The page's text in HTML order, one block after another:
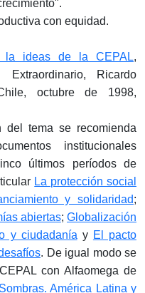
con equidad.
la ideas de la CEPAL,
Ricardo
octubre de 1998,
del tema se recomienda
institucionales
últimos períodos de
La protección social
y solidaridad;
abiertas;Globalización
y ciudadanía y El pacto
. De igual modo se
con Alfaomega de
América Latina y